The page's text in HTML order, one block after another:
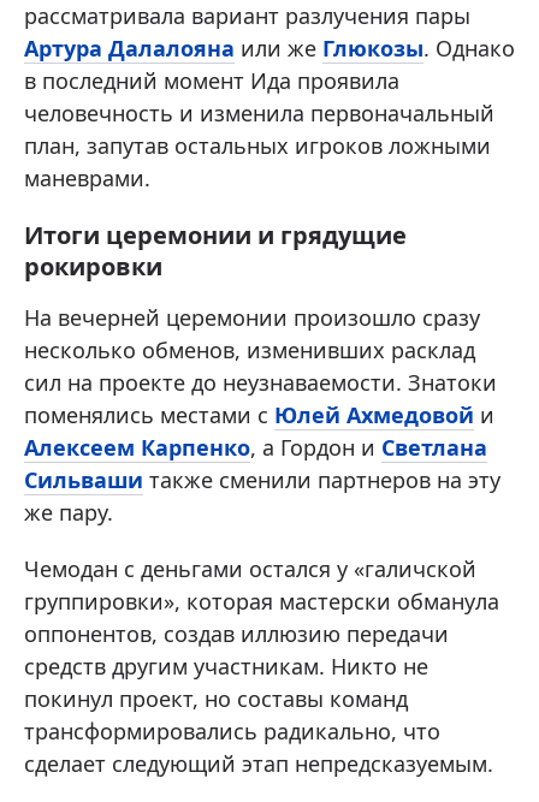
рассматривала вариант разлучения пары
Артура Далалояна или же Глюкозы. Однако
в последний момент Ида проявила
человечность и изменила первоначальный
план, запутав остальных игроков ложными
маневрами.
Итоги церемонии и грядущие
рокировки
На вечерней церемонии произошло сразу
несколько обменов, изменивших расклад
сил на проекте до неузнаваемости. Знатоки
поменялись местами с Юлей Ахмедовой и
Алексеем Карпенко, а Гордон и Светлана
Сильваши также сменили партнеров на эту
же пару.
Чемодан с деньгами остался у «галичской
группировки», которая мастерски обманула
оппонентов, создав иллюзию передачи
средств другим участникам. Никто не
покинул проект, но составы команд
трансформировались радикально, что
сделает следующий этап непредсказуемым.